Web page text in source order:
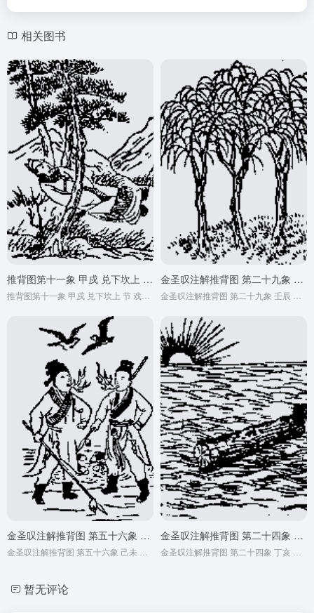
相关图书
推背图第十一象 甲戍 兑下坎上 节 戏子皇帝后唐庄宗之死 金圣叹注解推背图 第二十九象 壬辰 仁宣之治
金圣叹注解推背图 第五十六象 己未 未来高科技战争 金圣叹注解推背图 第二十四象 丁亥 南宋亡
暂无评论